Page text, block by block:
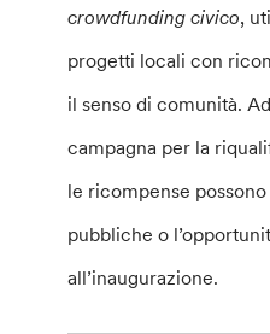
crowdfunding civico,
progetti locali con
il senso di comunità.
campagna per la
le ricompense
pubbliche o
all’inaugurazione.